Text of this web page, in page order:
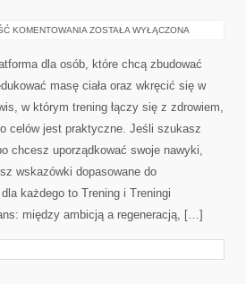
KOMENTOWANIA ZDROWIE
ZOSTAŁA WYŁĄCZONA
dla osób, które chcą zbudować
masę ciała oraz wkręcić się w
w którym trening łączy się z zdrowiem,
celów jest praktyczne. Jeśli szukasz
chcesz uporządkować swoje nawyki,
wskazówki dopasowane do
każdego to Trening i Treningi
między ambicją a regeneracją, […]